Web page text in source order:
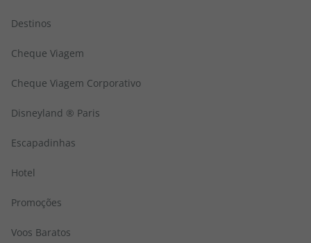
Destinos
Cheque Viagem
Cheque Viagem Corporativo
Disneyland ® Paris
Escapadinhas
Hotel
Promoções
Voos Baratos